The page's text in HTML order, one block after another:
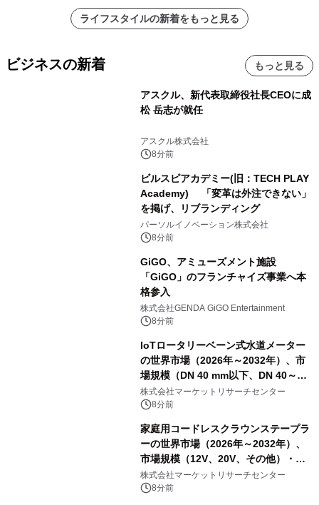
ライフスタイルの新着をもっと見る
ビジネスの新着 もっと見る
アスクル、新代表取締役社長CEOに成
松 岳志が就任
アスクル株式会社
8分前
ビルスピアカデミー(旧：TECH PLAY
Academy) 「変革は外注できない」
を掲げ、リブランディング
パーソルイノベーション株式会社
8分前
GiGO、アミューズメント施設
「GiGO」のフランチャイズ事業へ本
格参入
株式会社GENDA GiGO Entertainment
8分前
IoTロータリーベーン式水道メーター
の世界市場（2026年～2032年）、市
場規模（DN 40 mm以下、DN 40～
300 mm、DN 300 mm以上）・分析レ
ポートを発表
株式会社マーケットリサーチセンター
8分前
家庭用コードレスクラウンステープラ
ーの世界市場（2026年～2032年）、
市場規模（12V、20V、その他）・分
析レポートを発表
株式会社マーケットリサーチセンター
8分前